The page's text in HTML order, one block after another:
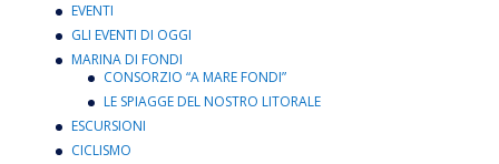
EVENTI
GLI EVENTI DI OGGI
MARINA DI FONDI
CONSORZIO “A MARE FONDI”
LE SPIAGGE DEL NOSTRO LITORALE
ESCURSIONI
CICLISMO